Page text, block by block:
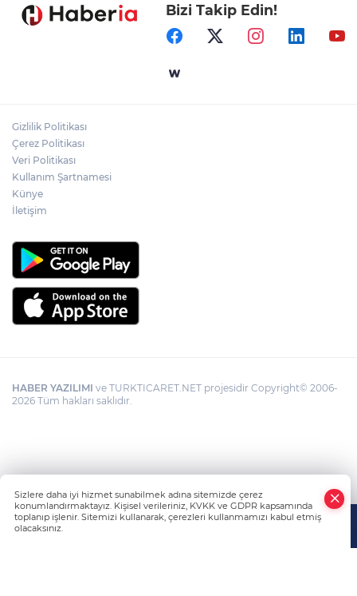
Samsun’da Alaçam'a yeni yaşam alanı
Yapay zekada onlarca uygulamanın
Bizi Takip Edin!
Gizlilik Politikası
Çerez Politikası
Veri Politikası
Kullanım Şartnamesi
Künye
İletişim
HABER YAZILIMI ve TURKTICARET.NET projesidir Copyright© 2006-
2026 Tüm hakları saklıdır.
Sizlere daha iyi hizmet sunabilmek adına sitemizde çerez
konumlandırmaktayız. Kişisel verileriniz, KVKK ve GDPR kapsamında
toplanıp işlenir. Sitemizi kullanarak, çerezleri kullanmamızı kabul etmiş
olacaksınız.